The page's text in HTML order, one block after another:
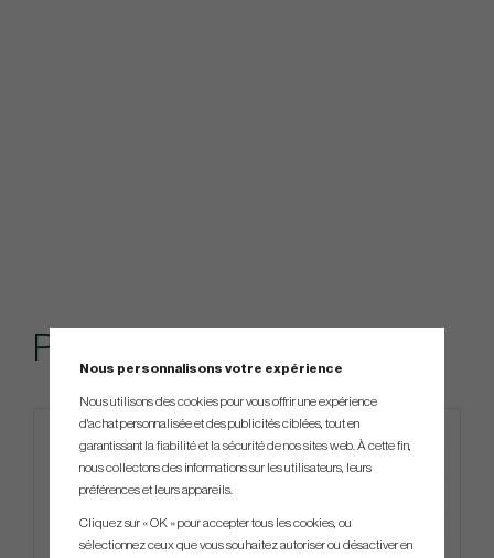
Produits similaires
Nous personnalisons votre expérience
Nous utilisons des cookies pour vous offrir une expérience
d'achat personnalisée et des publicités ciblées, tout en
garantissant la fiabilité et la sécurité de nos sites web. À cette fin,
nous collectons des informations sur les utilisateurs, leurs
préférences et leurs appareils.
Cliquez sur « OK » pour accepter tous les cookies, ou
sélectionnez ceux que vous souhaitez autoriser ou désactiver en